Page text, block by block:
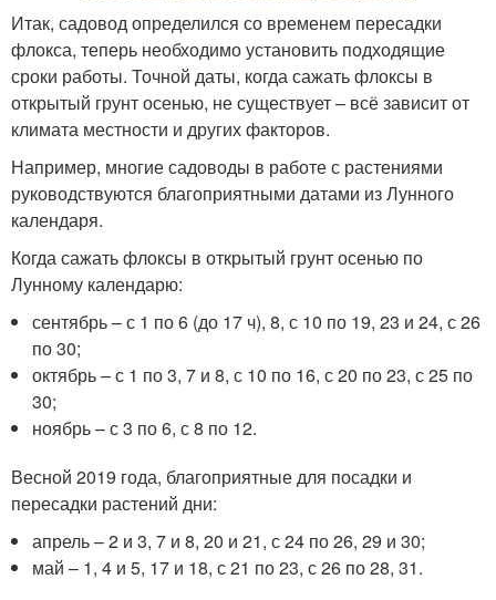
Итак, садовод определился со временем пересадки
флокса, теперь необходимо установить подходящие
сроки работы. Точной даты, когда сажать флоксы в
открытый грунт осенью, не существует – всё зависит от
климата местности и других факторов.
Например, многие садоводы в работе с растениями
руководствуются благоприятными датами из Лунного
календаря.
Когда сажать флоксы в открытый грунт осенью по
Лунному календарю:
сентябрь – с 1 по 6 (до 17 ч), 8, с 10 по 19, 23 и 24, с 26
по 30;
октябрь – с 1 по 3, 7 и 8, с 10 по 16, с 20 по 23, с 25 по
30;
ноябрь – с 3 по 6, с 8 по 12.
Весной 2019 года, благоприятные для посадки и
пересадки растений дни:
апрель – 2 и 3, 7 и 8, 20 и 21, с 24 по 26, 29 и 30;
май – 1, 4 и 5, 17 и 18, с 21 по 23, с 26 по 28, 31.